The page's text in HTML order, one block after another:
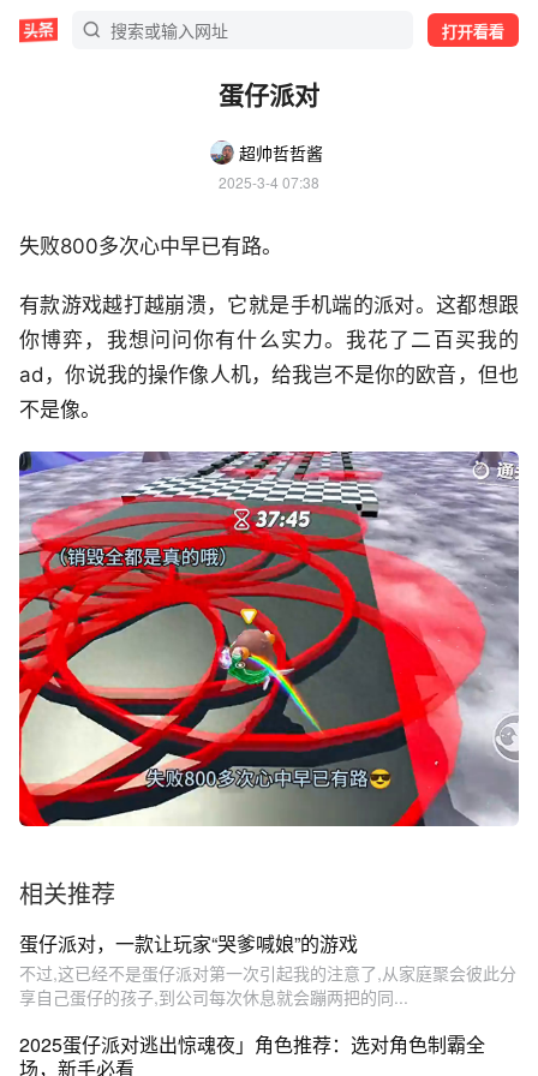
打开看看
蛋仔派对
超帅哲哲酱
2025-3-4 07:38
失败800多次心中早已有路。
有款游戏越打越崩溃，它就是手机端的派对。这都想跟
你博弈，我想问问你有什么实力。我花了二百买我的
ad，你说我的操作像人机，给我岂不是你的欧音，但也
不是像。
相关推荐
蛋仔派对，一款让玩家“哭爹喊娘”的游戏
不过,这已经不是蛋仔派对第一次引起我的注意了,从家庭聚会彼此分
享自己蛋仔的孩子,到公司每次休息就会蹦两把的同...
2025蛋仔派对逃出惊魂夜」角色推荐：选对角色制霸全
场，新手必看